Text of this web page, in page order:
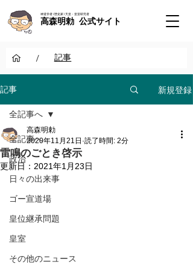
神道学者 / 歴史家 / 天皇・皇室研究者
高森明勅 公式サイト
/ 記事
記事 新規登録
全記事へ
政治
日々の出来事
ゴー宣道場
皇位継承問題
皇室
その他のニュース
全記事へ
雷鳴のごとき啓示
高森明勅
2020年11月21日 読了時間: 2分
更新日： 2021年1月23日